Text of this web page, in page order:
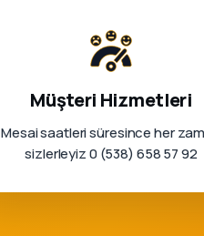
Müşteri Hizmetleri
Mesai saatleri süresince her
sizlerleyiz 0 (538) 658 57 92